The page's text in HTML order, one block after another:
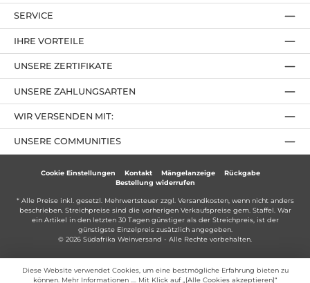
IHRE VORTEILE
UNSERE ZAHLUNGSARTEN
UNSERE ZERTIFIKATE
SERVICE
UNSERE COMMUNITIES
WIR VERSENDEN MIT:
Cookie Einstellungen Kontakt Mängelanzeige
Rückgabe
Bestellung widerrufen
* Alle Preise inkl. gesetzl. Mehrwertsteuer zzgl. Versandkosten, wenn nicht anders
beschrieben. Streichpreise sind die vorherigen Verkaufspreise gem. Staffel. War
ein Artikel in den letzten 30 Tagen günstiger als der Streichpreis, ist der
günstigste Einzelpreis zusätzlich angegeben.
© 2026 Südafrika Weinversand - Alle Rechte vorbehalten.
Diese Website verwendet Cookies, um eine bestmögliche Erfahrung bieten zu
können. Mehr Informationen ... . Mit Klick auf „[Alle Cookies akzeptieren]“